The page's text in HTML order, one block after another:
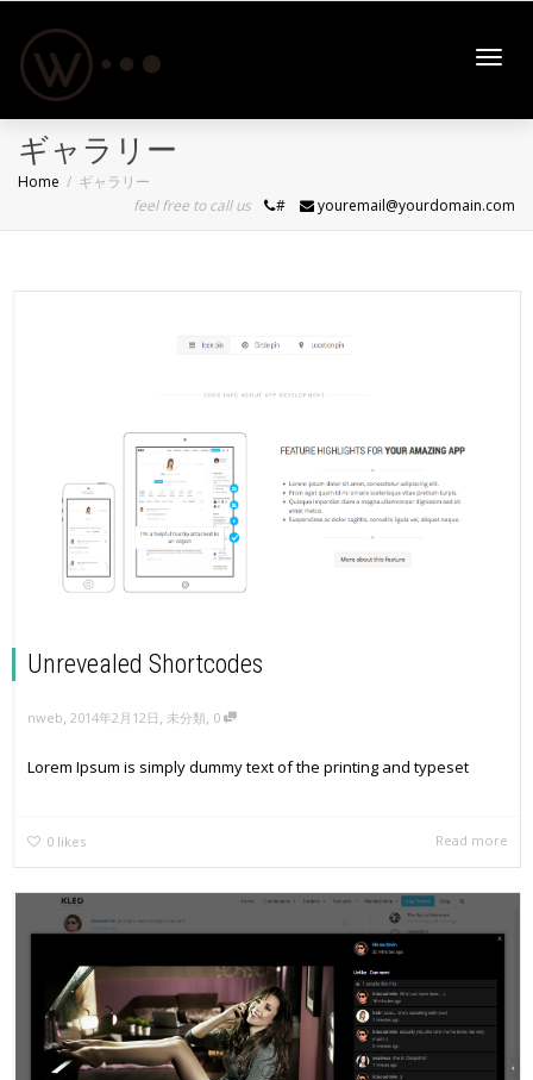
ギャラリー
Home
ギャラリー
feel free to call us
# youremail@yourdomain.com
Unrevealed Shortcodes
nweb, 2014年2月12日 , 未分類, 0
Lorem Ipsum is simply dummy text of the printing and typeset
0 likes Read more